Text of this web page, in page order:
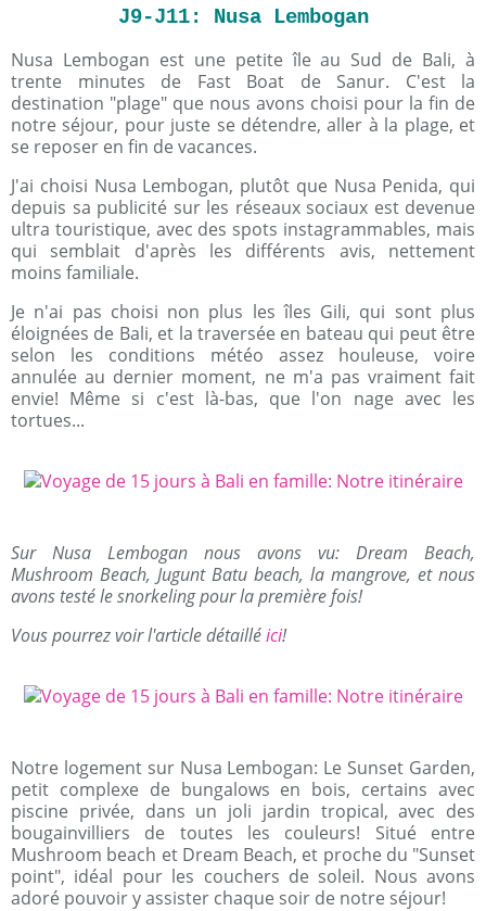
J9-J11: Nusa Lembogan
Nusa Lembogan est une petite île au Sud de Bali, à
trente minutes de Fast Boat de Sanur. C'est la
destination "plage" que nous avons choisi pour la fin de
notre séjour, pour juste se détendre, aller à la plage, et
se reposer en fin de vacances.
J'ai choisi Nusa Lembogan, plutôt que Nusa Penida, qui
depuis sa publicité sur les réseaux sociaux est devenue
ultra touristique, avec des spots instagrammables, mais
qui semblait d'après les différents avis, nettement
moins familiale.
Je n'ai pas choisi non plus les îles Gili, qui sont plus
éloignées de Bali, et la traversée en bateau qui peut être
selon les conditions météo assez houleuse, voire
annulée au dernier moment, ne m'a pas vraiment fait
envie! Même si c'est là-bas, que l'on nage avec les
tortues...
Sur Nusa Lembogan nous avons vu: Dream Beach,
Mushroom Beach, Jugunt Batu beach, la mangrove, et nous
avons testé le snorkeling pour la première fois!
Vous pourrez voir l'article détailléici!
Notre logement sur Nusa Lembogan: Le Sunset Garden,
petit complexe de bungalows en bois, certains avec
piscine privée, dans un joli jardin tropical, avec des
bougainvilliers de toutes les couleurs! Situé entre
Mushroom beach et Dream Beach, et proche du "Sunset
point", idéal pour les couchers de soleil. Nous avons
adoré pouvoir y assister chaque soir de notre séjour!